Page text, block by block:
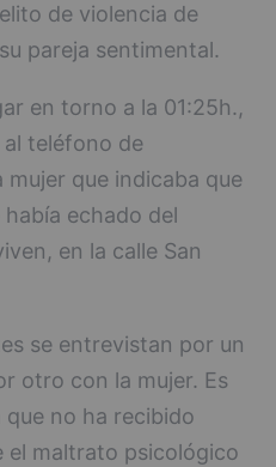
de violencia de
pareja sentimental.
en torno a la 01:25h.,
teléfono de
mujer que indicaba que
echado del
en la calle San
se entrevistan por un
otro con la mujer. Es
que no ha recibido
el maltrato psicológico